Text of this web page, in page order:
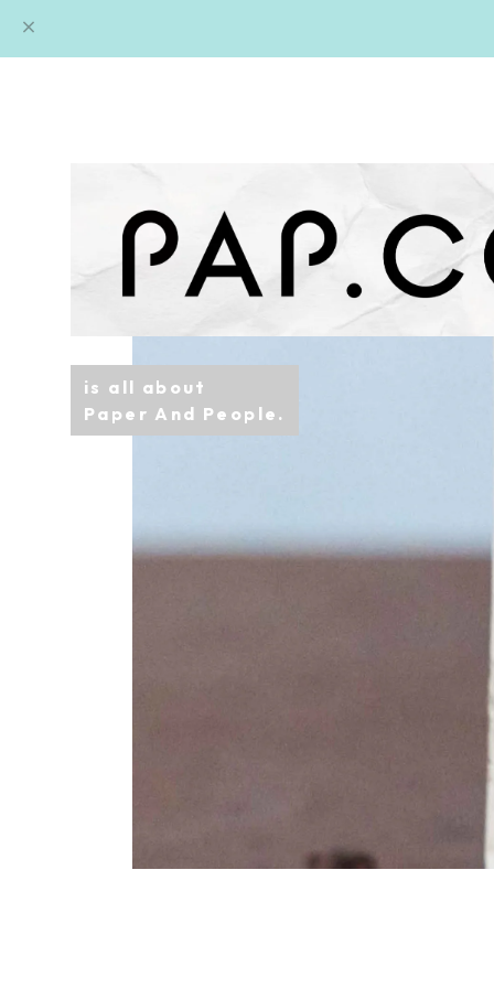
is all about
Paper And People.